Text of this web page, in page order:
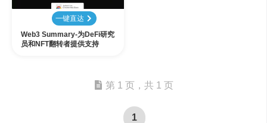
一键直达
Web3 Summary-为DeFi研究
员和NFT翻转者提供支持
第 1 页，共 1 页
1